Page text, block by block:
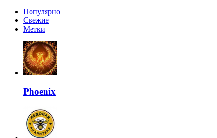
Популярно
Свежие
Метки
Phoenix